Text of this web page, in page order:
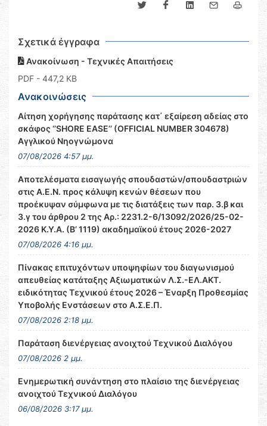
Σχετικά έγγραφα
Ανακοίνωση - Τεχνικές Απαιτήσεις
PDF - 447,2 KB
Ανακοινώσεις
Αίτηση χορήγησης παράτασης κατ΄ εξαίρεση αδείας στο
σκάφος ‘’SHORE EASE’’ (OFFICIAL NUMBER 304678)
Αγγλικού Νηογνώμονα
07/08/2026 4:57 μμ.
Αποτελέσματα εισαγωγής σπουδαστών/σπουδαστριών
στις Α.Ε.Ν. προς κάλυψη κενών θέσεων που
προέκυψαν σύμφωνα με τις διατάξεις των παρ. 3.β και
3.γ του άρθρου 2 της Αρ.: 2231.2-6/13092/2026/25-02-
2026 Κ.Υ.Α. (Β’ 1119) ακαδημαϊκού έτους 2026-2027
07/08/2026 4:16 μμ.
Πίνακας επιτυχόντων υποψηφίων του διαγωνισμού
απευθείας κατάταξης Αξιωματικών Λ.Σ.-ΕΛ.ΑΚΤ.
ειδικότητας Τεχνικού έτους 2026 – Έναρξη Προθεσμίας
Υποβολής Ενστάσεων στο Α.Σ.Ε.Π.
07/08/2026 2:18 μμ.
Παράταση διενέργειας ανοιχτού Τεχνικού Διαλόγου
07/08/2026 2 μμ.
Ενημερωτική συνάντηση στο πλαίσιο της διενέργειας
ανοιχτού Τεχνικού Διαλόγου
06/08/2026 3:17 μμ.